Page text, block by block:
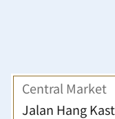
Central Market
Jalan Hang